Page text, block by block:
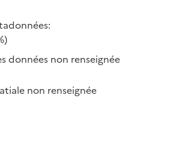
données non renseignée
non renseignée